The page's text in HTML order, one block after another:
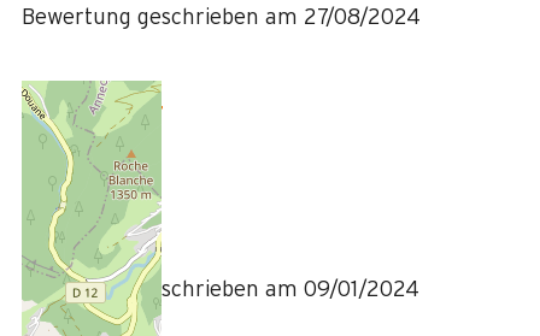
Bewertung geschrieben am 27/08/2024
Januar 2024
Cédric
35 à 50 ans
Homme
5
/ 5
Bewertung geschrieben am 09/01/2024